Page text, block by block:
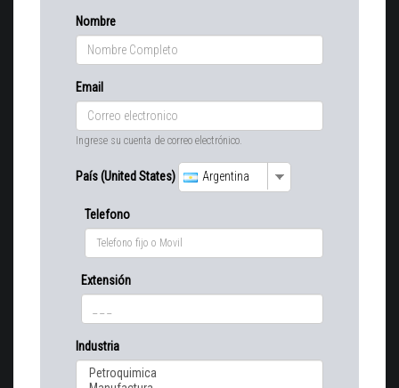
Nombre
Email
Ingrese su cuenta de correo electrónico.
País (United States) Argentina
Telefono
Extensión
Industria